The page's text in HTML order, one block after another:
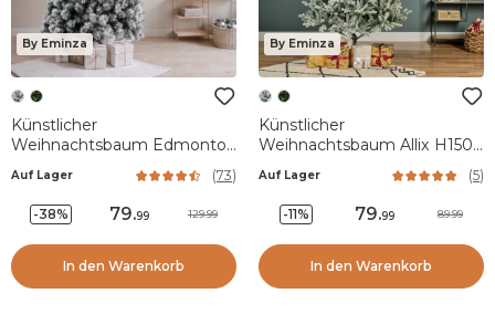
By Eminza
Künstlicher
Weihnachtsbaum Edmonton
Auf Lager (73)
-38% 79.99 129.99
In den Warenkorb
By Eminza
Künstlicher
Weihnachtsbaum Allix H150
Auf Lager (5)
-11% 79.99 89.99
In den Warenkorb